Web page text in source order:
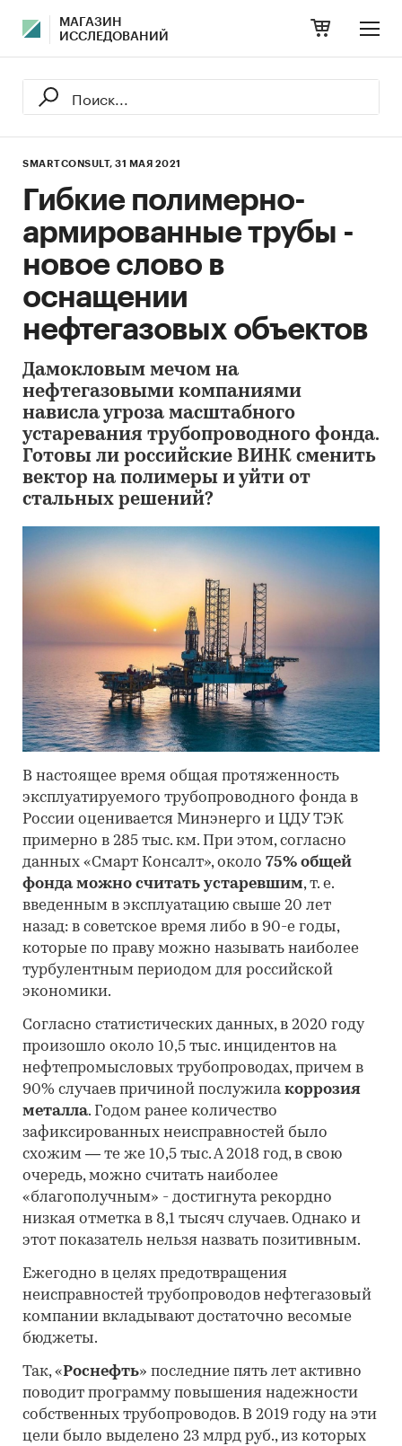
МАГАЗИН
ИССЛЕДОВАНИЙ
SMARTCONSULT, 31 МАЯ 2021
Гибкие полимерно-
армированные трубы -
новое слово в
оснащении
нефтегазовых объектов
Дамокловым мечом на
нефтегазовыми компаниями
нависла угроза масштабного
устаревания трубопроводного фонда.
Готовы ли российские ВИНК сменить
вектор на полимеры и уйти от
стальных решений?
В настоящее время общая протяженность
эксплуатируемого трубопроводного фонда в
России оценивается Минэнерго и ЦДУ ТЭК
примерно в 285 тыс. км. При этом, согласно
данных «Смарт Консалт», около 75% общей
фонда можно считать устаревшим, т. е.
введенным в эксплуатацию свыше 20 лет
назад: в советское время либо в 90-е годы,
которые по праву можно называть наиболее
турбулентным периодом для российской
экономики.
Согласно статистических данных, в 2020 году
произошло около 10,5 тыс. инцидентов на
нефтепромысловых трубопроводах, причем в
90% случаев причиной послужилакоррозия
металла. Годом ранее количество
зафиксированных неисправностей было
схожим — те же 10,5 тыс. А 2018 год, в свою
очередь, можно считать наиболее
«благополучным» - достигнута рекордно
низкая отметка в 8,1 тысяч случаев. Однако и
этот показатель нельзя назвать позитивным.
Ежегодно в целях предотвращения
неисправностей трубопроводов нефтегазовый
компании вкладывают достаточно весомые
бюджеты.
Так, «Роснефть» последние пять лет активно
поводит программу повышения надежности
собственных трубопроводов. В 2019 году на эти
цели было выделено 23 млрд руб., из которых